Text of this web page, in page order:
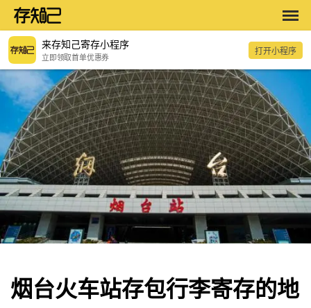
来存知己寄存小程序
立即领取首单优惠券
打开小程序
烟台火车站存包行李寄存的地